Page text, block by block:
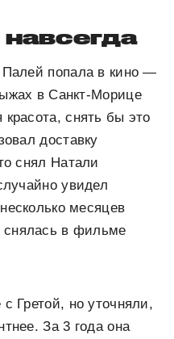
Палей попала в кино —
в Санкт-Морице
снять бы это
доставку
снял Натали
увидел
месяцев
в фильме
Гретой, но уточняли,
За 3 года она